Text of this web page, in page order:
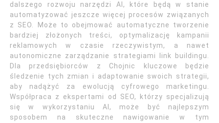
dalszego rozwoju narzędzi AI, które będą w stanie
automatyzować jeszcze więcej procesów związanych
z SEO. Może to obejmować automatyczne tworzenie
bardziej złożonych treści, optymalizację kampanii
reklamowych w czasie rzeczywistym, a nawet
autonomiczne zarządzanie strategiami link buildingu.
Dla przedsiębiorców z Chojnic kluczowe będzie
śledzenie tych zmian i adaptowanie swoich strategii,
aby nadążyć za ewolucją cyfrowego marketingu.
Współpraca z ekspertami od SEO, którzy specjalizują
się w wykorzystaniu AI, może być najlepszym
sposobem na skuteczne nawigowanie w tym